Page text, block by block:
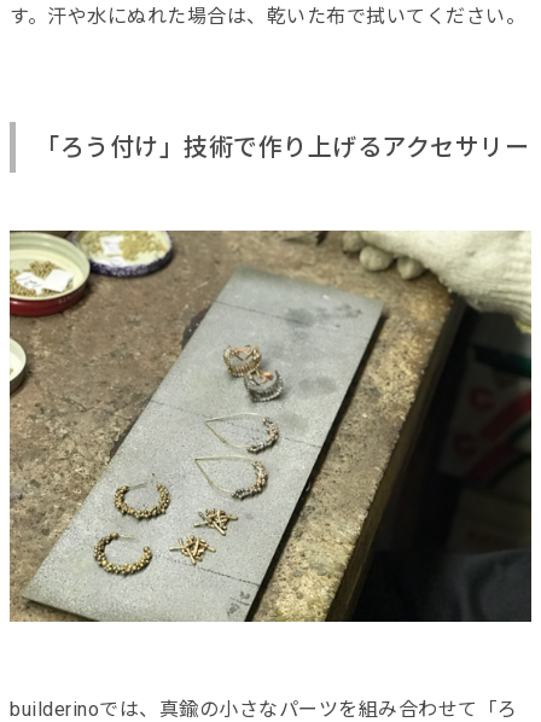
す。汗や水にぬれた場合は、乾いた布で拭いてください。
「ろう付け」技術で作り上げるアクセサリー
builderinoでは、真鍮の小さなパーツを組み合わせて「ろ